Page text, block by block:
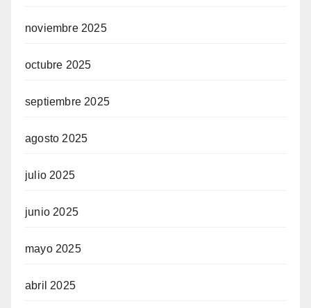
noviembre 2025
octubre 2025
septiembre 2025
agosto 2025
julio 2025
junio 2025
mayo 2025
abril 2025